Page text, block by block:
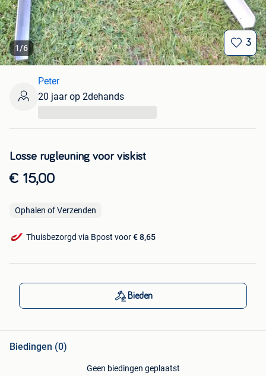
1/6
3
Losse rugleuning voor viskist
€ 15,00
Ophalen of Verzenden
Thuisbezorgd via Bpost voor€ 8,65
Peter
20 jaar op 2dehands
Bieden
Biedingen (0)
Geen biedingen geplaatst